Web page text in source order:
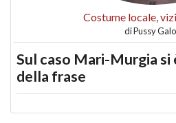
Costume locale,
diPussy
Sul caso Mari-Murgia si
della frase